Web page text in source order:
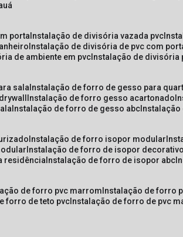
porta instalação de divisória vazada pvc
instalação de divisória de pvc com
de ambiente em pvc instalação de divisória
sala instalação de forro de gesso para
instalação de forro gesso acartonado
instalação de forro de gesso abc
instalação de forro isopor modular
instalação de forro de isopor
residência instalação de forro de isopor abc
de forro pvc marrom instalação de forro
forro de teto pvc instalação de forro de pvc